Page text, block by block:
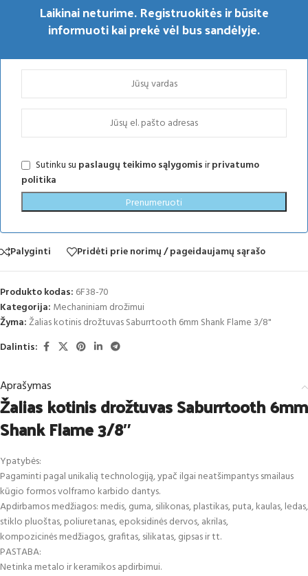
Laikinai neturime. Registruokitės ir būsite
informuoti kai prekė vėl bus sandėlyje.
Sutinku su paslaugų teikimo sąlygomisirprivatumo
politika
Prenumeruoti
Palyginti Pridėti prie norimų / pageidaujamų sąrašo
Produkto kodas: 6F38-70
Kategorija: Mechaniniam drožimui
Žyma:Žalias kotinis drožtuvas Saburrtooth 6mm Shank Flame 3/8"
Dalintis:
Aprašymas
Žalias kotinis drožtuvas Saburrtooth 6mm
Shank Flame 3/8″
Ypatybės:
Pagaminti pagal unikalią technologiją, ypač ilgai neatšimpantys smailaus
kūgio formos volframo karbido dantys.
Apdirbamos medžiagos: medis, guma, silikonas, plastikas, puta, kaulas, ledas,
stiklo pluoštas, poliuretanas, epoksidinės dervos, akrilas,
kompozicinės medžiagos, grafitas, silikatas, gipsas ir tt.
PASTABA:
Netinka metalo ir keramikos apdirbimui.